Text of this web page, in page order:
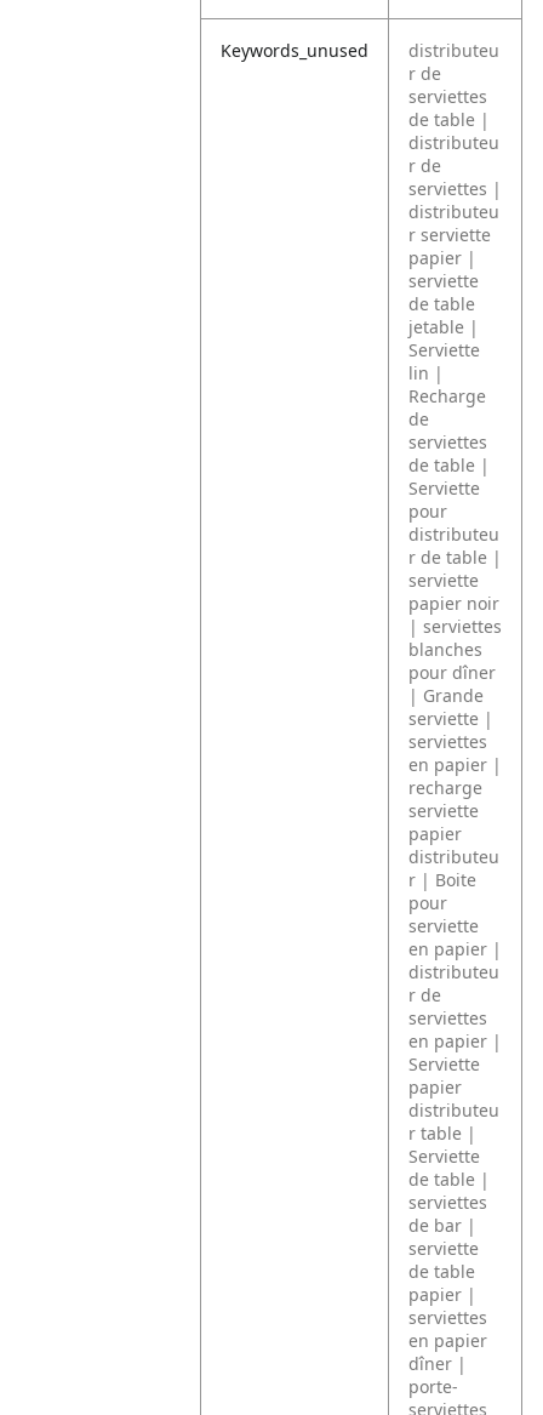
Keywords_unused
distributeu
r de
serviettes
de table |
distributeu
r de
serviettes |
distributeu
r serviette
papier |
serviette
de table
jetable |
Serviette
lin |
Recharge
de
serviettes
de table |
Serviette
pour
distributeu
r de table |
serviette
papier noir
| serviettes
blanches
pour dîner
| Grande
serviette |
serviettes
en papier |
recharge
serviette
papier
distributeu
r | Boite
pour
serviette
en papier |
distributeu
r de
serviettes
en papier |
Serviette
papier
distributeu
r table |
Serviette
de table |
serviettes
de bar |
serviette
de table
papier |
serviettes
en papier
dîner |
porte-
serviettes